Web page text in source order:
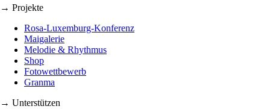
→ Projekte
Rosa-Luxemburg-Konferenz
Maigalerie
Melodie & Rhythmus
Shop
Fotowettbewerb
Granma
→ Unterstützen